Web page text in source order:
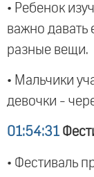
• Ребенок
важно давать
разные вещи.
• Мальчики
девочки -
01:54:31
• Фестиваль